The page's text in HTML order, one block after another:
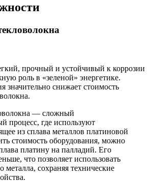
прочный и устойчивый к коррозии
роль в «зеленой» энергетике.
значительно снижает стоимость
— сложный
процесс, где используют
из сплава металлов платиновой
стоимость оборудования, можно
платину на палладий. Его
что позволяет использовать
металла, сохраняя технические